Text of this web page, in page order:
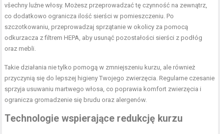
všechny luźne włosy. Możesz przeprowadzać tę czynność na zewnątrz,
co dodatkowo ogranicza ilość sierści w pomieszczeniu. Po
szczotkowaniu, przeprowadzaj sprzątanie w okolicy za pomocą
odkurzacza z filtrem HEPA, aby usunąć pozostałości sierści z podłóg
oraz mebli.
Takie działania nie tylko pomogą w zmniejszeniu kurzu, ale również
przyczynią się do lepszej higieny Twojego zwierzęcia. Regularne czesanie
sprzyja usuwaniu martwego włosa, co poprawia komfort zwierzęcia i
ogranicza gromadzenie się brudu oraz alergenów.
Technologie wspierające redukcję kurzu